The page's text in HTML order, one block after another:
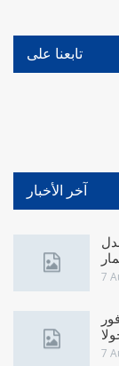
تابعنا على
آخر الأخبار
7
7